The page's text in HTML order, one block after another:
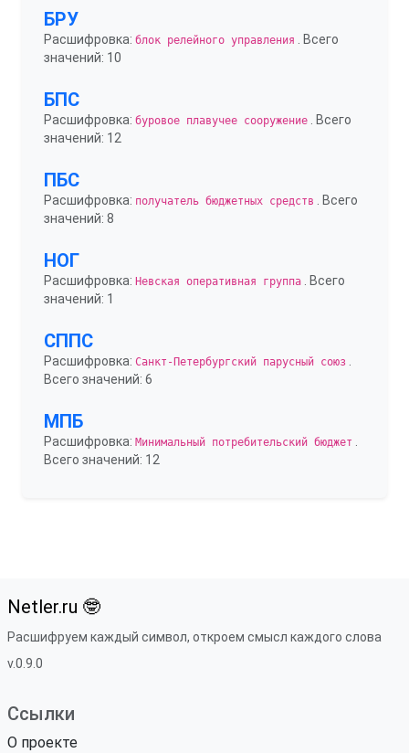
БРУ
Расшифровка: блок релейного управления
. Всего
значений: 10
БПС
Расшифровка: буровое плавучее сооружение . Всего
значений: 12
ПБС
Расшифровка: получатель бюджетных средств
. Всего
значений: 8
НОГ
Расшифровка: Невская оперативная группа . Всего
значений: 1
СППС
Расшифровка: Санкт-Петербургский парусный союз
Всего значений: 6
МПБ
Расшифровка: Минимальный потребительский бюджет
Всего значений: 12
Netler.ru 🤓
Расшифруем каждый символ, откроем смысл каждого слова
v.0.9.0
Ссылки
О проекте